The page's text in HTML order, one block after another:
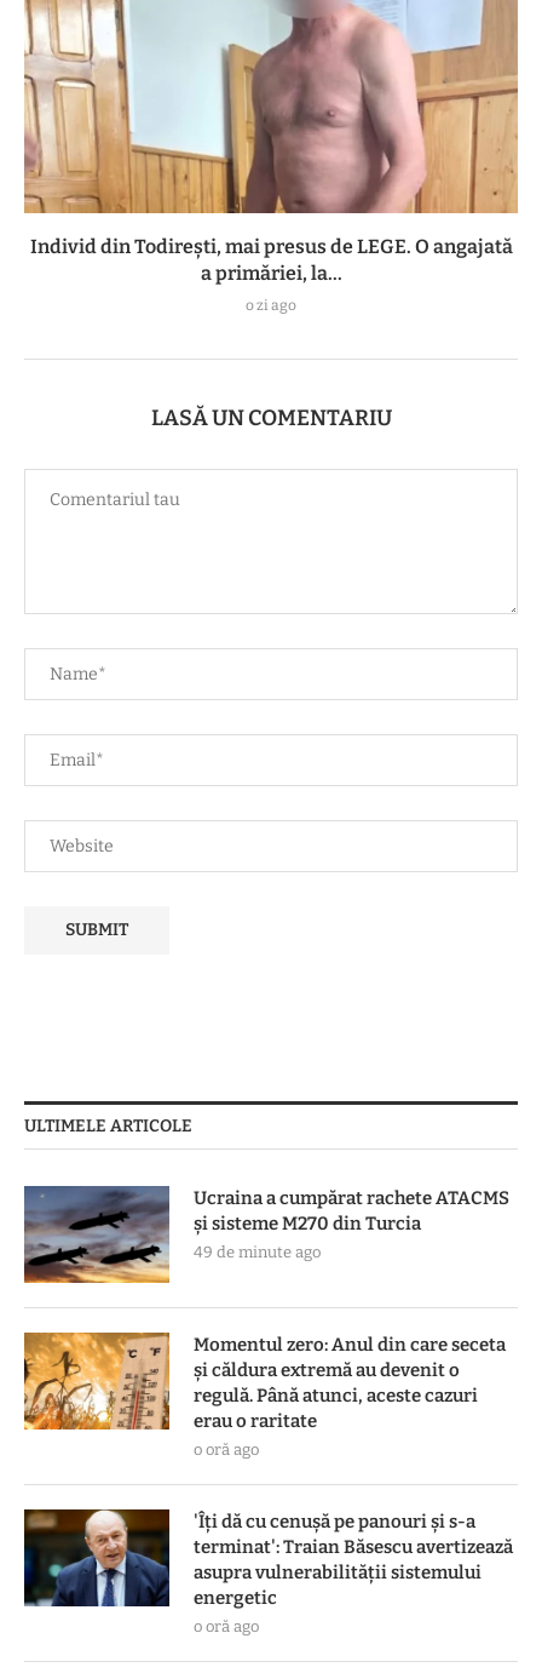
Individ din Todirești, mai presus de LEGE. O angajată
a primăriei, la...
o zi ago
LASĂ UN COMENTARIU
ULTIMELE ARTICOLE
Ucraina a cumpărat rachete ATACMS
și sisteme M270 din Turcia
49 de minute ago
Momentul zero: Anul din care seceta
și căldura extremă au devenit o
regulă. Până atunci, aceste cazuri
erau o raritate
o oră ago
'Îți dă cu cenușă pe panouri și s-a
terminat': Traian Băsescu avertizează
asupra vulnerabilității sistemului
energetic
o oră ago